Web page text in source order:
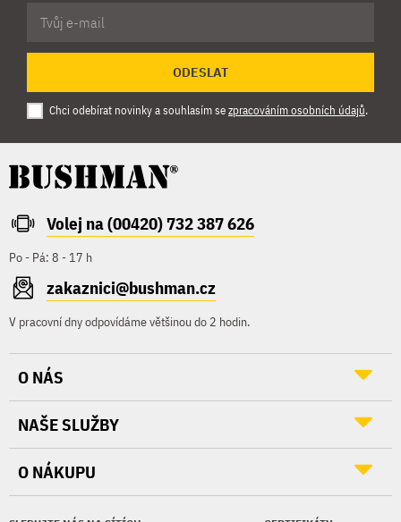
ODESLAT
Chci odebírat novinky a souhlasím sezpracováním osobních údajů.
Volej na (00420) 732 387 626
Po - Pá: 8 - 17 h
zakaznici@bushman.cz
V pracovní dny odpovídáme většinou do 2 hodin.
O NÁS
NAŠE SLUŽBY
O NÁKUPU